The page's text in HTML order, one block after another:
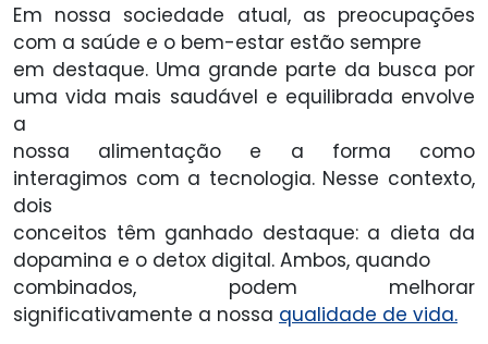
Em nossa sociedade atual, as preocupações
com a saúde e o bem-estar estão sempre
em destaque. Uma grande parte da busca por
uma vida mais saudável e equilibrada envolve
a
nossa alimentação e a forma como
interagimos com a tecnologia. Nesse contexto,
dois
conceitos têm ganhado destaque: a dieta da
dopamina e o detox digital. Ambos, quando
combinados, podem melhorar
significativamente a nossa qualidade de vida.